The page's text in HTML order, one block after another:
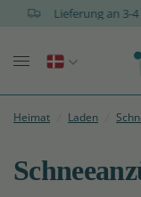
Lieferung
Heimat Laden